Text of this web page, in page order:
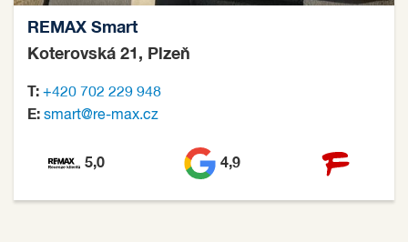
REMAX Smart
Koterovská 21, Plzeň
T: +420 702 229 948
E: smart@re-max.cz
5,0 4,9